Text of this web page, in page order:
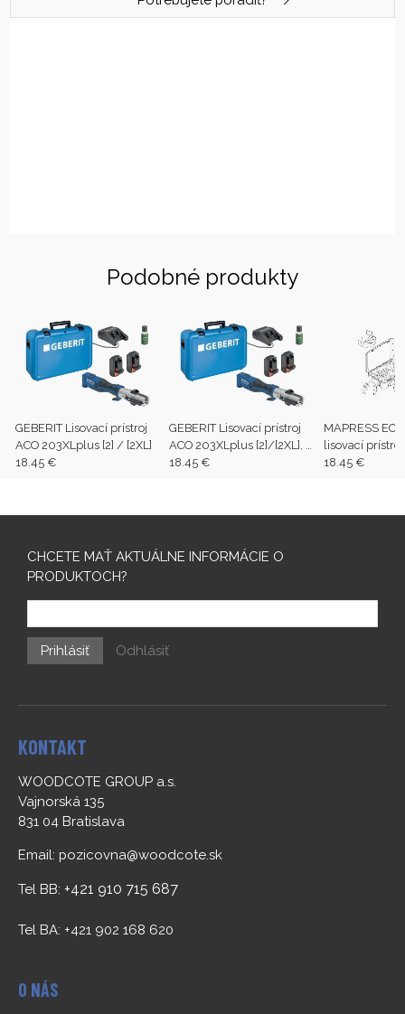
Podobné produkty
GEBERIT Lisovací prístroj
ACO 203XLplus [2] / [2XL]
18.45 €
GEBERIT Lisovací prístroj
ACO 203XLplus [2]/[2XL], v
kufríku
18.45 €
MAPRESS
lisovací
18.45 €
CHCETE MAŤ AKTUÁLNE INFORMÁCIE O
PRODUKTOCH?
Prihlásiť Odhlásiť
KONTAKT
WOODCOTE GROUP a.s.
Vajnorská 135
831 04 Bratislava
Email: pozicovna@woodcote.sk
Tel BB: +421 910 715 687
Tel BA: +421 902 168 620
O NÁS